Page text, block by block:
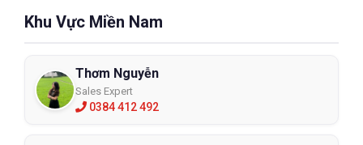
Bạn phải tìm hiểu kính được dùng trong những môi trường như
thế nào? Nhiệt độ bảo quản ra sao? Thường thì kính bảo hộ lao
khai thác, xây dựng, chế biến lâm sản, ….Và bảo quản ở nhiệt độ
dưới 30 độ C.
Khu Vực Miền Nam
Thơm Nguyễn
Sales Expert
0384 412 492